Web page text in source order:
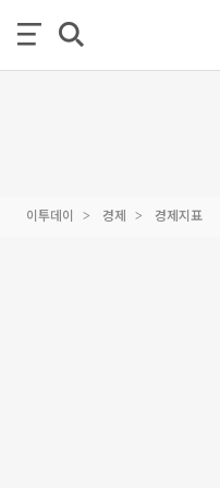
이투데이 경제 경제지표